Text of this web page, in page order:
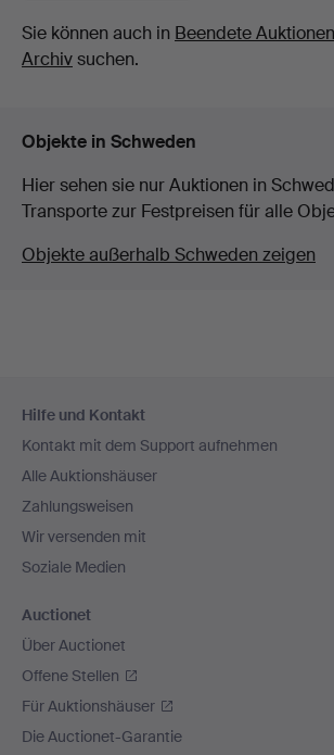
Sie können auch in Beendete
Archivsuchen.
Objekte in Schweden
Hier sehen sie nur Auktionen in
Transporte zur Festpreisen für alle
Objekte außerhalb Schweden zeigen
Navigation
Hilfe und Kontakt
Kontakt mit dem Support aufnehmen
Alle Auktionshäuser
Zahlungsweisen
Wir versenden mit
Soziale Medien
Auctionet
Über Auctionet
Offene Stellen
Für Auktionshäuser
Die Auctionet-Garantie